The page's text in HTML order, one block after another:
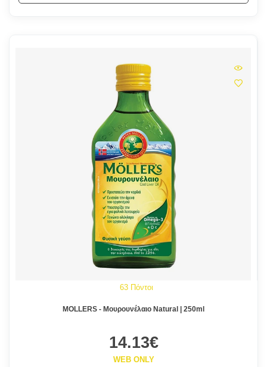
63 Πόντοι
MOLLERS - Μουρουνέλαιο Natural | 250ml
14.13€
WEB ONLY